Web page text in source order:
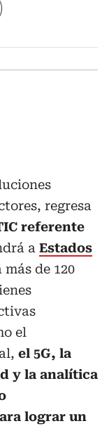
regresa
referente
a Estados
de 120
el
el 5G, la
y la analítica
lograr un